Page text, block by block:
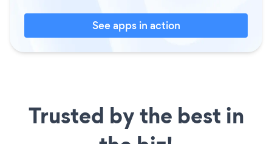
See apps in action
Trusted by the best in